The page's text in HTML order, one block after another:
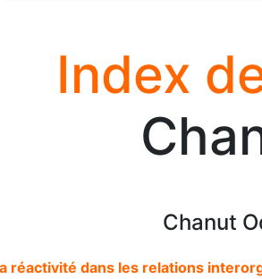
Index
Chanut
réactivité dans les relations